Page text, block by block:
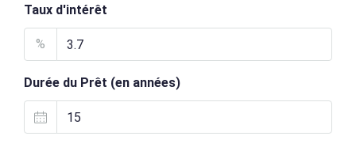
Taux d'intérêt
%
Durée du Prêt (en années)